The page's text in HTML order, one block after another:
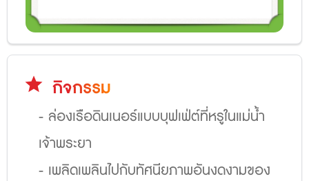
star กิจกรรม
- ล่องเรือดินเนอร์แบบบุฟเฟ่ต์ที่หรูในแม่น้ำ
เจ้าพระยา
- เพลิดเพลินไปกับทัศนียภาพอันงดงามของ